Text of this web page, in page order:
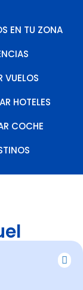
EN TU ZONA
VUELOS
HOTELES
COCHE